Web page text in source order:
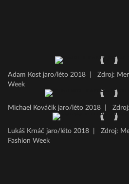
Adam Kost jaro/léto 2018
Zdroj:
Week
Michael Kováčik jaro/léto 2018
Lukáš Krnáč jaro/léto 2018
Zdroj:
Fashion Week